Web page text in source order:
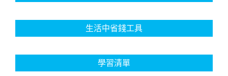
生活中省錢工具
學習清單